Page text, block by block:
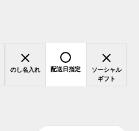
のし名入れ 配送日指定
ソーシャル
ギフト